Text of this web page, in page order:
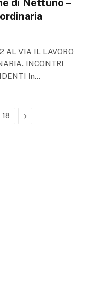
di Nettuno –
AL VIA IL LAVORO
INCONTRI
In…
18 Next